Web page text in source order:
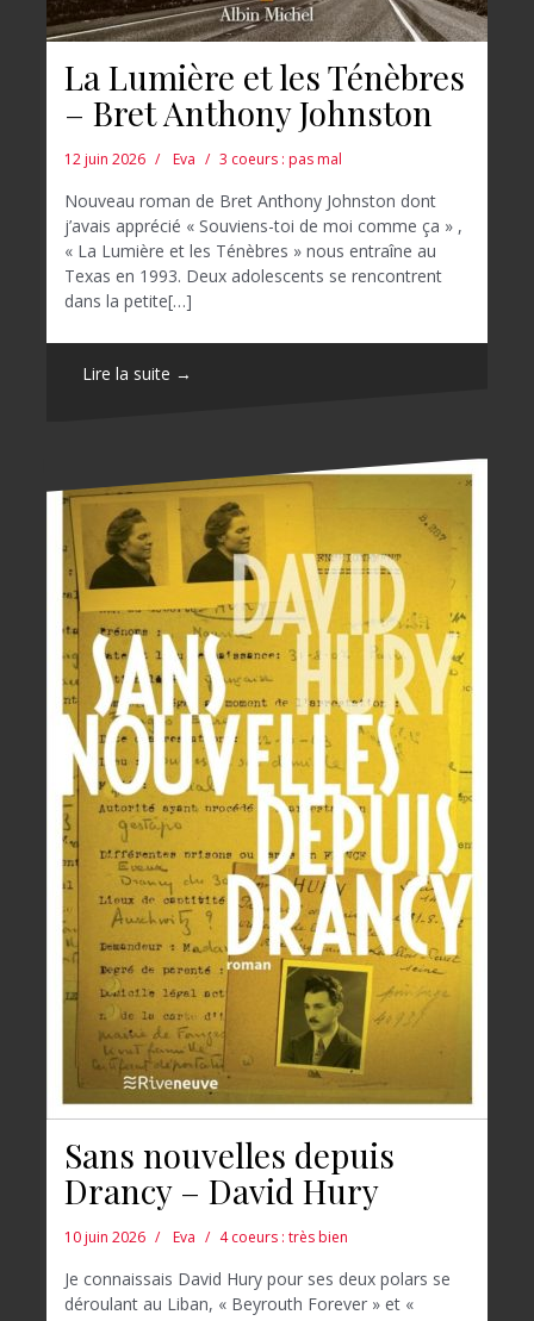
La Lumière et les Ténèbres
– Bret Anthony Johnston
12 juin 2026 Eva 3 coeurs : pas mal
Nouveau roman de Bret Anthony Johnston dont
j’avais apprécié « Souviens-toi de moi comme ça » ,
« La Lumière et les Ténèbres » nous entraîne au
Texas en 1993. Deux adolescents se rencontrent
dans la petite[…]
Lire la suite →
Sans nouvelles depuis
Drancy – David Hury
10 juin 2026 Eva 4 coeurs : très bien
Je connaissais David Hury pour ses deux polars se
déroulant au Liban, « Beyrouth Forever » et «